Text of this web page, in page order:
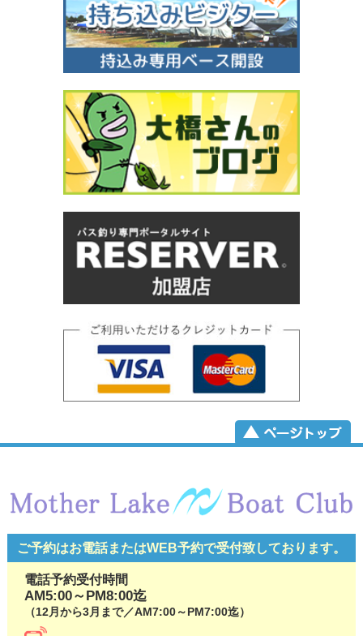
ご予約はお電話またはWEB予約で受付致しております。
電話予約受付時間
AM5:00～PM8:00迄
（12月から3月まで／AM7:00～PM7:00迄）